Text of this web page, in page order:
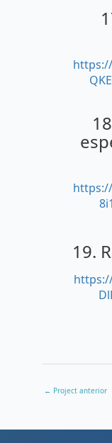
19.
← Project anterior